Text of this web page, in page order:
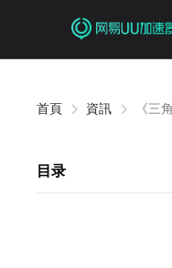
首頁 資訊 《三
目录